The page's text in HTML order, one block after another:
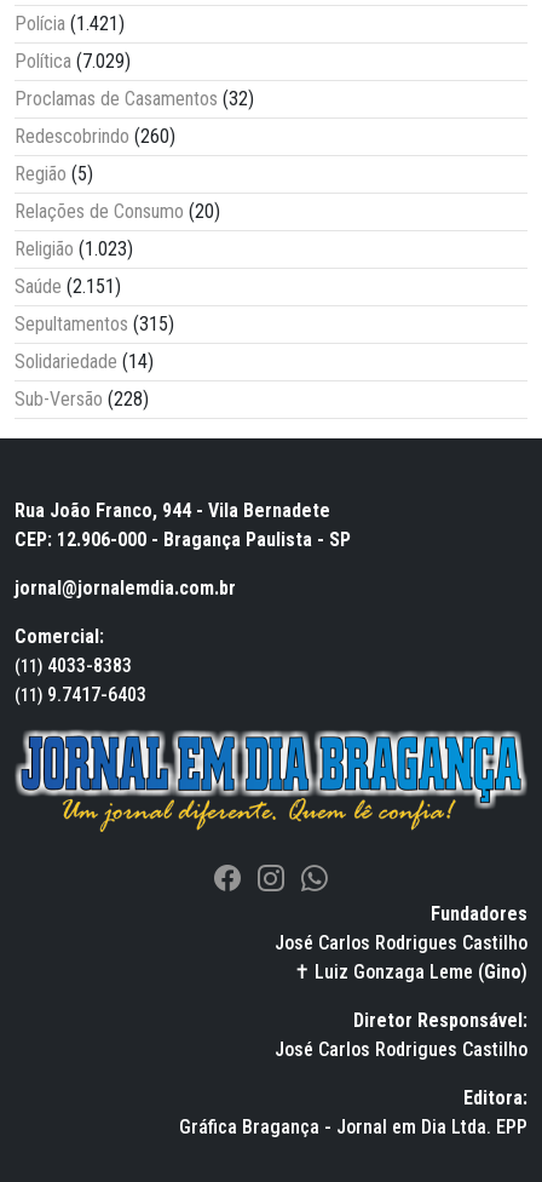
Polícia (1.421)
Política (7.029)
Proclamas de Casamentos (32)
Redescobrindo (260)
Região (5)
Relações de Consumo (20)
Religião (1.023)
Saúde (2.151)
Sepultamentos (315)
Solidariedade (14)
Sub-Versão (228)
Rua João Franco, 944 - Vila Bernadete
CEP: 12.906-000 - Bragança Paulista - SP
jornal@jornalemdia.com.br
Comercial:
(11) 4033-8383
(11) 9.7417-6403
Fundadores
José Carlos Rodrigues Castilho
✝ Luiz Gonzaga Leme (Gino)
Diretor Responsável:
José Carlos Rodrigues Castilho
Editora:
Gráfica Bragança - Jornal em Dia Ltda. EPP